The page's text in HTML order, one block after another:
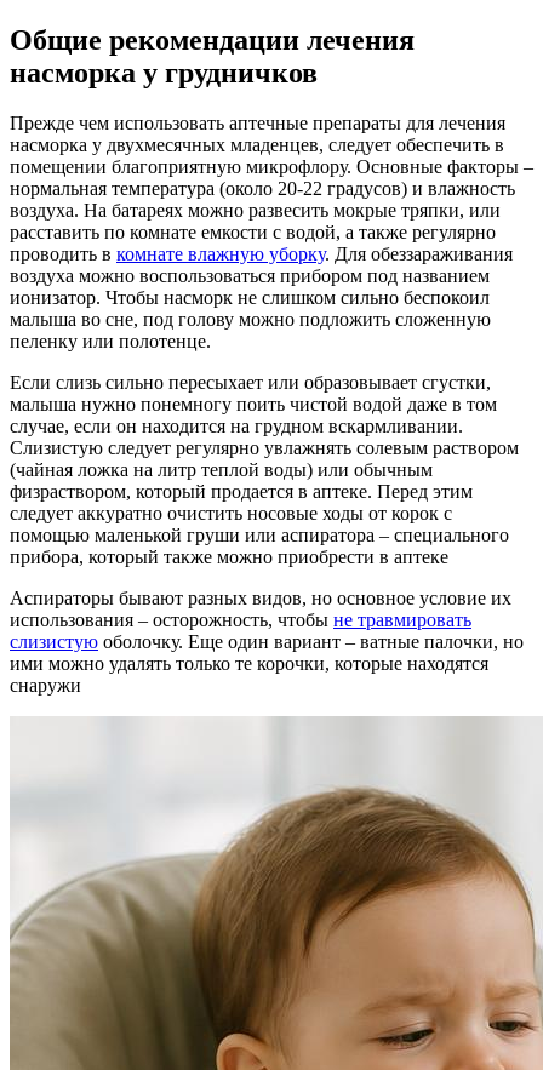
Общие рекомендации лечения
насморка у грудничков
Прежде чем использовать аптечные препараты для лечения
насморка у двухмесячных младенцев, следует обеспечить в
помещении благоприятную микрофлору. Основные факторы –
нормальная температура (около 20-22 градусов) и влажность
воздуха. На батареях можно развесить мокрые тряпки, или
расставить по комнате емкости с водой, а также регулярно
проводить в комнате влажную уборку. Для обеззараживания
воздуха можно воспользоваться прибором под названием
ионизатор. Чтобы насморк не слишком сильно беспокоил
малыша во сне, под голову можно подложить сложенную
пеленку или полотенце.
Если слизь сильно пересыхает или образовывает сгустки,
малыша нужно понемногу поить чистой водой даже в том
случае, если он находится на грудном вскармливании.
Слизистую следует регулярно увлажнять солевым раствором
(чайная ложка на литр теплой воды) или обычным
физраствором, который продается в аптеке. Перед этим
следует аккуратно очистить носовые ходы от корок с
помощью маленькой груши или аспиратора – специального
прибора, который также можно приобрести в аптеке
Аспираторы бывают разных видов, но основное условие их
использования – осторожность, чтобы не травмировать
слизистую оболочку. Еще один вариант – ватные палочки, но
ими можно удалять только те корочки, которые находятся
снаружи